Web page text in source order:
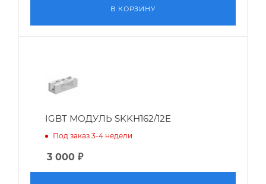
В КОРЗИНУ
IGBT МОДУЛЬ SKKH162/12E
Под заказ 3-4 недели
3 000 ₽